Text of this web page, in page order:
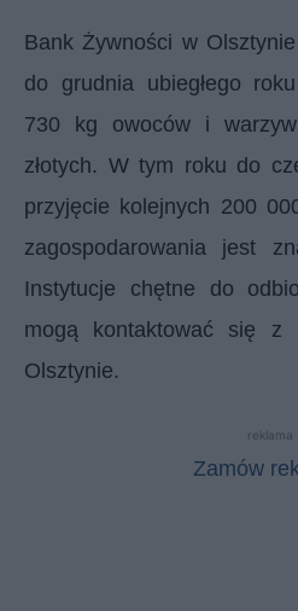
Bank Żywności w
do grudnia ubiegłego
730 kg owoców i
złotych. W tym roku do
przyjęcie kolejnych 200
zagospodarowania jest
Instytucje chętne do
mogą kontaktować się z
Olsztynie.
reklama
Zamów